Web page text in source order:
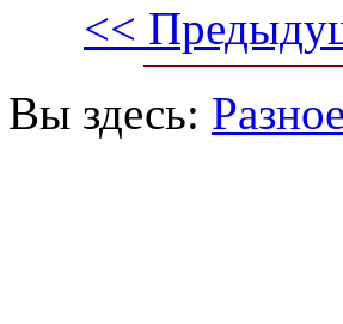
<<
Вы здесь: Разное